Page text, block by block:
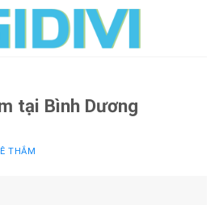
tại Bình Dương
THẮM